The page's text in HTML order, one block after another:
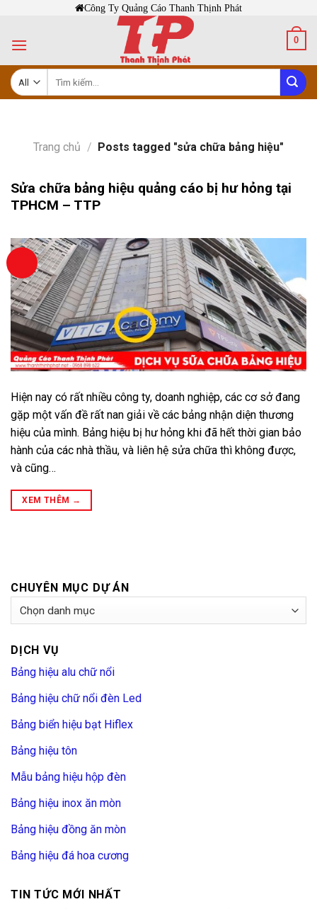
content
Công Ty Quảng Cáo Thanh Thịnh Phát
0
kiếm:
Trang chủ / Posts tagged "sửa chữa bảng hiệu"
Sửa chữa bảng hiệu quảng cáo bị hư hỏng tại
TPHCM – TTP
Hiện nay có rất nhiều công ty, doanh nghiệp, các cơ sở đang
gặp một vấn đề rất nan giải về các bảng nhận diện thương
hiệu của mình. Bảng hiệu bị hư hỏng khi đã hết thời gian bảo
hành của các nhà thầu, và liên hệ sửa chữa thì không được,
và cũng…
XEM THÊM →
CHUYÊN MỤC DỰ ÁN
Chuyên
Mục
Án
DỊCH VỤ
Bảng hiệu alu chữ nổi
Bảng hiệu chữ nổi đèn Led
Bảng biển hiệu bạt Hiflex
Bảng hiệu tôn
Mẫu bảng hiệu hộp đèn
Bảng hiệu inox ăn mòn
Bảng hiệu đồng ăn mòn
Bảng hiệu đá hoa cương
TIN TỨC MỚI NHẤT